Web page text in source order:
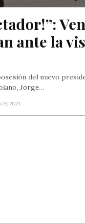
ante la
del nuevo
Jorge…
29, 2021